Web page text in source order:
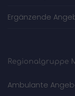
Ergänzende
Regionalgruppe
Ambulante